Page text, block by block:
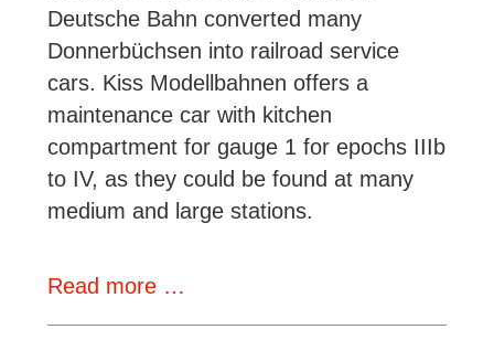
Deutsche Bahn converted many
Donnerbüchsen into railroad service
cars. Kiss Modellbahnen offers a
maintenance car with kitchen
compartment for gauge 1 for epochs IIIb
to IV, as they could be found at many
medium and large stations.
Read more …